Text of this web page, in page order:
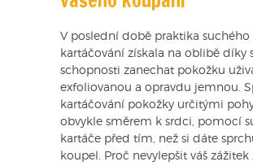
V poslední době praktika suchého
kartáčování získala na oblibě díky
schopnosti zanechat pokožku
exfoliovanou a opravdu jemnou.
kartáčování pokožky určitými
obvykle směrem k srdci, pomocí
kartáče před tím, než si dáte
koupel. Proč nevylepšit váš zážitek